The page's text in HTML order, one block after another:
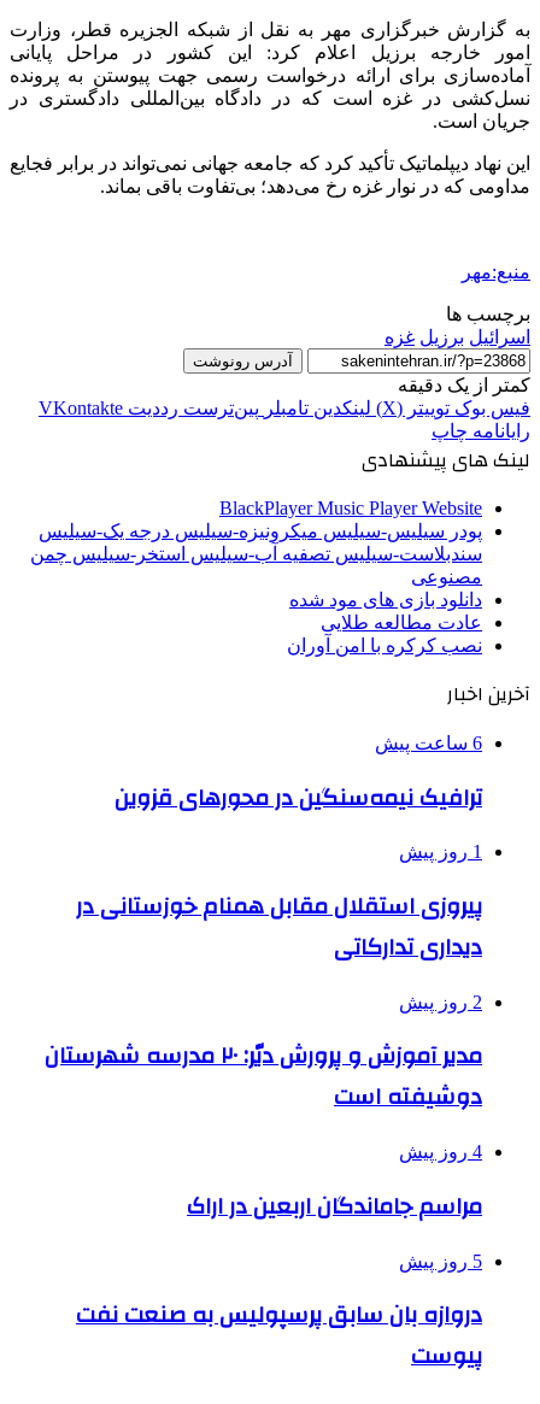
به گزارش خبرگزاری مهر به نقل از شبکه الجزیره قطر، وزارت
امور خارجه برزیل اعلام کرد: این کشور در مراحل پایانی
آماده‌سازی برای ارائه درخواست رسمی جهت پیوستن به پرونده
نسل‌کشی در غزه است که در دادگاه بین‌المللی دادگستری در
جریان است.
این نهاد دیپلماتیک تأکید کرد که جامعه جهانی نمی‌تواند در برابر فجایع
مداومی که در نوار غزه رخ می‌دهد؛ بی‌تفاوت باقی بماند.
منبع:مهر
برچسب ها
اسرائیل برزیل غزه
آدرس رونوشت
کمتر از یک دقیقه
فیس بوک توییتر (X) لینکدین ‫تامبلر ‫پین‌ترست ‫رددیت ‫VKontakte
رایانامه چاپ
لینک های پیشنهادی
BlackPlayer Music Player Website
پودر سیلیس-سیلیس میکرونیزه-سیلیس درجه یک-سیلیس
سندبلاست-سیلیس تصفیه آب-سیلیس استخر-سیلیس چمن
مصنوعی
دانلود بازی های مود شده
عادت مطالعه طلایی
نصب کرکره با امن آوران
آخرین اخبار
6 ساعت پیش
ترافیک نیمه‌سنگین در محورهای قزوین
1 روز پیش
پیروزی استقلال مقابل همنام خوزستانی در
دیداری تدارکاتی
2 روز پیش
مدیر آموزش و پرورش دیّر: ۲۰ مدرسه شهرستان
دوشیفته است
4 روز پیش
مراسم جاماندگان اربعین در اراک
5 روز پیش
دروازه بان سابق پرسپولیس به صنعت نفت
پیوست